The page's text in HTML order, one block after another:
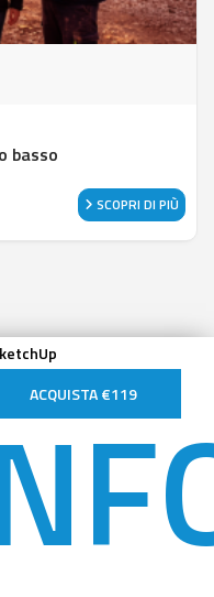
basso
SCOPRI DI PIÙ
ACQUISTA €119